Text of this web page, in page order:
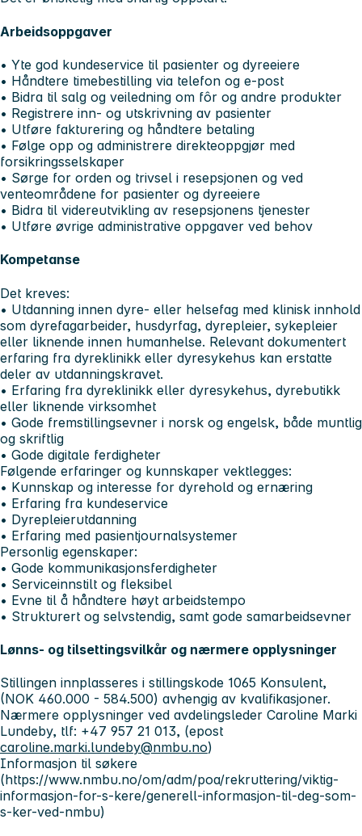
Arbeidsoppgaver
• Yte god kundeservice til pasienter og dyreeiere
• Håndtere timebestilling via telefon og e-post
• Bidra til salg og veiledning om fôr og andre produkter
• Registrere inn- og utskrivning av pasienter
• Utføre fakturering og håndtere betaling
• Følge opp og administrere direkteoppgjør med
forsikringsselskaper
• Sørge for orden og trivsel i resepsjonen og ved
venteområdene for pasienter og dyreeiere
• Bidra til videreutvikling av resepsjonens tjenester
• Utføre øvrige administrative oppgaver ved behov
Kompetanse
Det kreves:
• Utdanning innen dyre- eller helsefag med klinisk innhold
som dyrefagarbeider, husdyrfag, dyrepleier, sykepleier
eller liknende innen humanhelse. Relevant dokumentert
erfaring fra dyreklinikk eller dyresykehus kan erstatte
deler av utdanningskravet.
• Erfaring fra dyreklinikk eller dyresykehus, dyrebutikk
eller liknende virksomhet
• Gode fremstillingsevner i norsk og engelsk, både muntlig
og skriftlig
• Gode digitale ferdigheter
Følgende erfaringer og kunnskaper vektlegges:
• Kunnskap og interesse for dyrehold og ernæring
• Erfaring fra kundeservice
• Dyrepleierutdanning
• Erfaring med pasientjournalsystemer
Personlig egenskaper:
• Gode kommunikasjonsferdigheter
• Serviceinnstilt og fleksibel
• Evne til å håndtere høyt arbeidstempo
• Strukturert og selvstendig, samt gode samarbeidsevner
Lønns- og tilsettingsvilkår og nærmere opplysninger
Stillingen innplasseres i stillingskode 1065 Konsulent,
(NOK 460.000 - 584.500) avhengig av kvalifikasjoner.
Nærmere opplysninger ved avdelingsleder Caroline Marki
Lundeby, tlf: +47 957 21 013, (epost
caroline.marki.lundeby@nmbu.no)
Informasjon til søkere
(https://www.nmbu.no/om/adm/poa/rekruttering/viktig-
informasjon-for-s-kere/generell-informasjon-til-deg-som-
s-ker-ved-nmbu)